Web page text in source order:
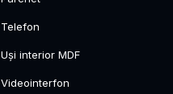
Telefon
Uși interior MDF
Videointerfon